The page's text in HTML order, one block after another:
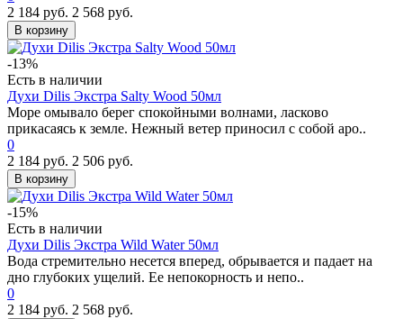
2 184 руб. 2 568 руб.
В корзину
-13%
Есть в наличии
Духи Dilis Экстра Salty Wood 50мл
Море омывало берег спокойными волнами, ласково
прикасаясь к земле. Нежный ветер приносил с собой аро..
0
2 184 руб. 2 506 руб.
В корзину
-15%
Есть в наличии
Духи Dilis Экстра Wild Water 50мл
Вода стремительно несется вперед, обрывается и падает на
дно глубоких ущелий. Ее непокорность и непо..
0
2 184 руб. 2 568 руб.